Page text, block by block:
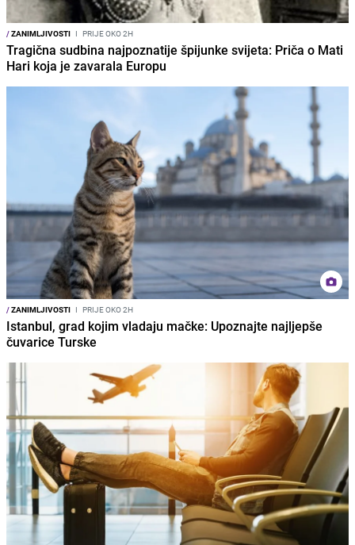
/ZANIMLJIVOSTI I PRIJE OKO 2H
Tragična sudbina najpoznatije špijunke svijeta: Priča o Mati
Hari koja je zavarala Europu
/ZANIMLJIVOSTI I PRIJE OKO 2H
Istanbul, grad kojim vladaju mačke: Upoznajte najljepše
čuvarice Turske